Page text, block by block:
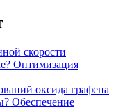
скорости
Оптимизация
оксида графена
Обеспечение